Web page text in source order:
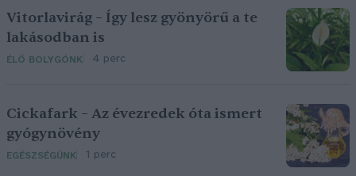
Vitorlavirág – Így lesz gyönyörű a te
lakásodban is
ÉLŐ BOLYGÓNK 4 perc
Cickafark – Az évezredek óta ismert
gyógynövény
EGÉSZSÉGÜNK 1 perc